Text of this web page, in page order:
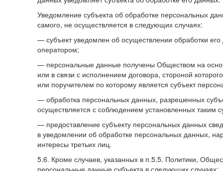
Уведомление субъекта об обработке персональных
самого, не осуществляется в следующих случаях:
— субъект уведомлен об осуществлении обработки
оператором;
— персональные данные получены Обществом на
или в связи с исполнением договора, стороной
или поручителем по которому является субъект
— обработка персональных данных, разрешенных
осуществляется с соблюдением установленных таким
— предоставление субъекту персональных данных
в уведомлении об обработке персональных данных,
интересы третьих лиц.
5.6. Кроме случаев, указанных в п.5.5. Политики,
персональные данные субъекта в следующих случаях: